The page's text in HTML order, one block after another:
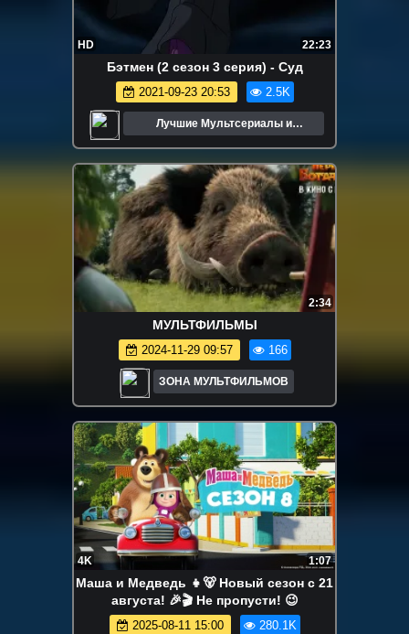
HD 22:23
Бэтмен (2 сезон 3 серия) - Суд
2021-09-23 20:53 2.5K
Лучшие Мультсериалы и
Мультфильмы
2:34
МУЛЬТФИЛЬМЫ
2024-11-29 09:57 166
ЗОНА МУЛЬТФИЛЬМОВ
4K 1:07
Маша и Медведь 👧🐻 Новый сезон с 21
августа! 🎉🎬 Не пропусти! 😉
2025-08-11 15:00 280.1K